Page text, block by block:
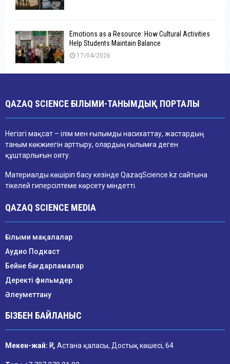
Emotions as a Resource: How Cultural Activities
Help Students Maintain Balance
17/04/2026
QAZAQ SCIENCE ҒЫЛЫМИ-ТАНЫМДЫҚ ПОРТАЛЫ
Негізгі мақсат – ілім мен ғылымды насихаттау, жастардың
таным көкжиегін арттыру, олардың ғылымға деген
құштарлығын ояту.
Материалды көшіріп басу кезінде QazaqScience.kz сайтына
тікелей гиперсілтеме көрсету міндетті.
QAZAQ SCIENCE MEDIA
Ғылыми мақалалар
Аудио Подкаст
Бейне бағдарламалар
Деректі фильмдер
Әлеуметтану
БІЗБЕН БАЙЛАНЫС
Мекен-жай: ҚР, Астана қаласы, Достық көшесі, 64